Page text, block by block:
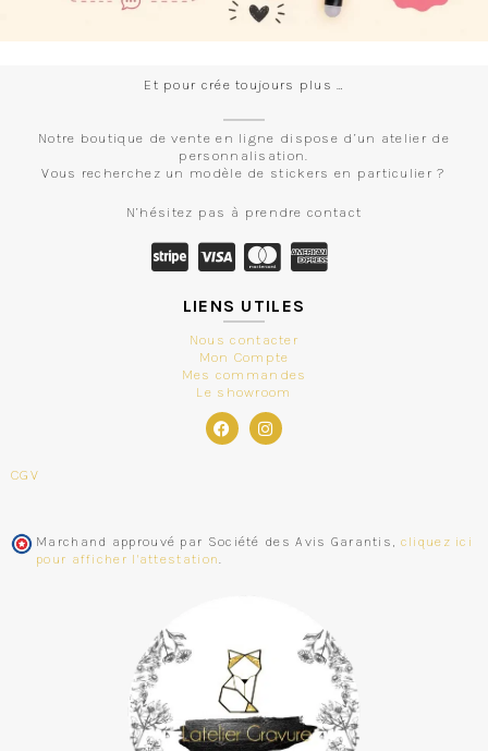
Et pour crée toujours plus …
Notre boutique de vente en ligne dispose d’un atelier de
personnalisation.
Vous recherchez un modèle de stickers en particulier ?
N’hésitez pas à prendre contact
LIENS UTILES
Nous contacter
Mon Compte
Mes commandes
Le showroom
CGV
Marchand approuvé par Société des Avis Garantis, cliquez ici
pour afficher l'attestation.
Aigline vient de commander